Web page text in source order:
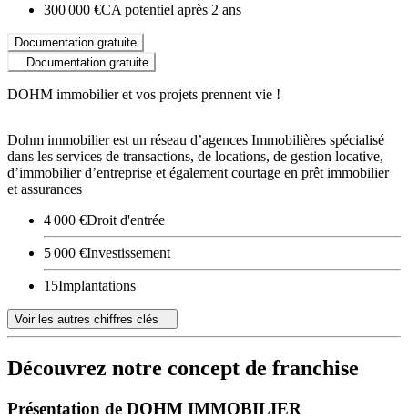
300 000 €CA potentiel après 2 ans
Documentation gratuite
Documentation gratuite
DOHM immobilier et vos projets prennent vie !
Dohm immobilier est un réseau d’agences Immobilières spécialisé
dans les services de transactions, de locations, de gestion locative,
d’immobilier d’entreprise et également courtage en prêt immobilier
et assurances
4 000 €Droit d'entrée
5 000 €Investissement
15Implantations
Voir les autres chiffres clés
Découvrez notre concept de franchise
Présentation de DOHM IMMOBILIER